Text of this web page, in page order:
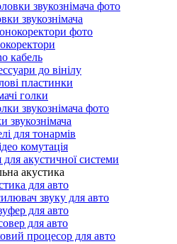
звукознімача
кабель
до вінілу
пластинки
голки
звукознімача
для тонармів
комутація
акустичної системи
акустика
для авто
звуку для авто
для авто
для авто
процесор для авто